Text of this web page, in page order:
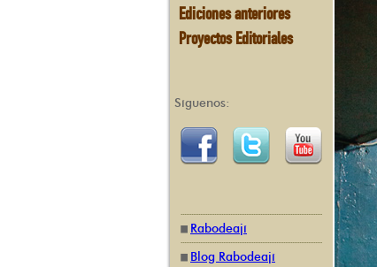
Ediciones anteriores
Proyectos Editoriales
Síguenos:
Rabodeají
Blog Rabodeají